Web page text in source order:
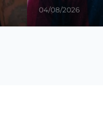
04/08/2026